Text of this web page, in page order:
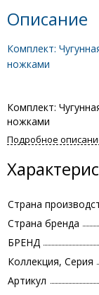
Описание
Комплект:
ножками
Комплект:
ножками
Подробное
Страна
Страна бренда
БРЕНД
Коллекция, Серия
Артикул